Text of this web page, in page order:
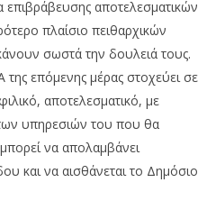
αποτελεσματικών
πλαίσιο πειθαρχικών
σωστά την δουλειά τους.
επόμενης μέρας στοχεύει σε
αποτελεσματικό, με
υπηρεσιών του που θα
να απολαμβάνει
και να αισθάνεται το Δημόσιο